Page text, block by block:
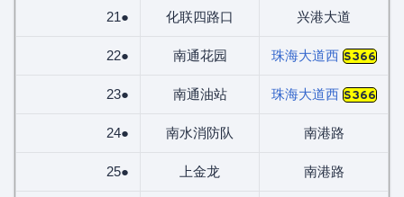
21● 化联四路口 兴港大道
22● 南通花园 珠海大道西 S366
23● 南通油站 珠海大道西 S366
24● 南水消防队 南港路
25● 上金龙 南港路